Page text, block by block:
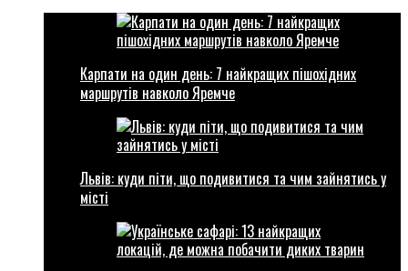
Карпати на один день: 7 найкращих пішохідних
маршрутів навколо Яремче
Львів: куди піти, що подивитися та чим зайнятись у
місті